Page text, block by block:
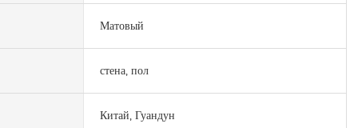
Матовый
стена, пол
Китай, Гуандун